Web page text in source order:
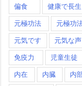
偏食 健康で長生
元極功法 元極功
元気です 元気な声
免疫力 児童生徒
内在 内臓 内